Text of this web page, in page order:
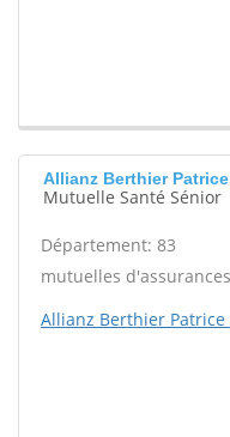
Allianz Berthier
Mutuelle Santé Sénior
Département: 83
mutuelles d'assurances
Allianz Berthier